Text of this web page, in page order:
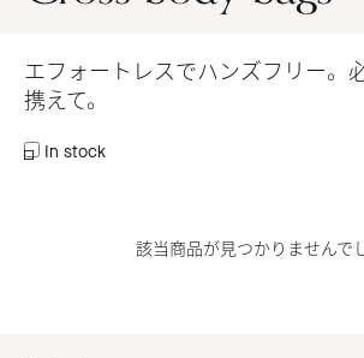
エフォートレスでハンズフリー。
携えて。
In stock
該当商品が見つかりませんで